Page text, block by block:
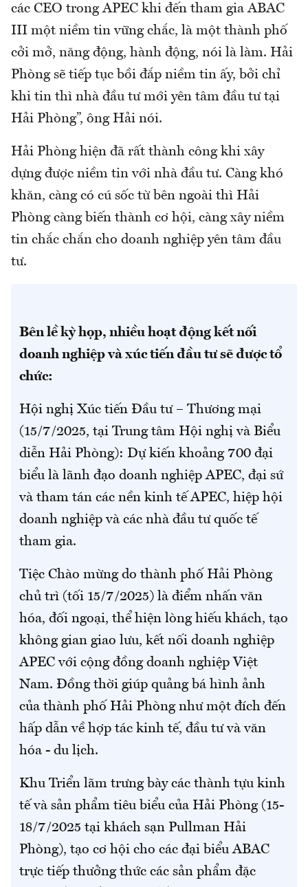
các CEO trong APEC khi đến tham gia ABAC
III một niềm tin vững chắc, là một thành phố
cởi mở, năng động, hành động, nói là làm. Hải
Phòng sẽ tiếp tục bồi đắp niềm tin ấy, bởi chỉ
khi tin thì nhà đầu tư mới yên tâm đầu tư tại
Hải Phòng”, ông Hải nói.
Hải Phòng hiện đã rất thành công khi xây
dựng được niềm tin với nhà đầu tư. Càng khó
khăn, càng có cú sốc từ bên ngoài thì Hải
Phòng càng biến thành cơ hội, càng xây niềm
tin chắc chắn cho doanh nghiệp yên tâm đầu
tư.
Bên lề kỳ họp, nhiều hoạt động kết nối
doanh nghiệp và xúc tiến đầu tư sẽ được tổ
chức:
Hội nghị Xúc tiến Đầu tư – Thương mại
(15/7/2025, tại Trung tâm Hội nghị và Biểu
diễn Hải Phòng): Dự kiến khoảng 700 đại
biểu là lãnh đạo doanh nghiệp APEC, đại sứ
và tham tán các nền kinh tế APEC, hiệp hội
doanh nghiệp và các nhà đầu tư quốc tế
tham gia.
Tiệc Chào mừng do thành phố Hải Phòng
chủ trì (tối 15/7/2025) là điểm nhấn văn
hóa, đối ngoại, thể hiện lòng hiếu khách, tạo
không gian giao lưu, kết nối doanh nghiệp
APEC với cộng đồng doanh nghiệp Việt
Nam. Đồng thời giúp quảng bá hình ảnh
của thành phố Hải Phòng như một đích đến
hấp dẫn về hợp tác kinh tế, đầu tư và văn
hóa - du lịch.
Khu Triển lãm trưng bày các thành tựu kinh
tế và sản phẩm tiêu biểu của Hải Phòng (15-
18/7/2025 tại khách sạn Pullman Hải
Phòng), tạo cơ hội cho các đại biểu ABAC
trực tiếp thưởng thức các sản phẩm đặc